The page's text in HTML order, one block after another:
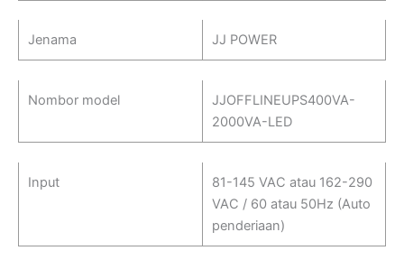
Jenama JJ POWER
Nombor model
JJOFFLINEUPS400VA-
2000VA-LED
Input
81-145 VAC atau 162-290
VAC / 60 atau 50Hz (Auto
penderiaan)